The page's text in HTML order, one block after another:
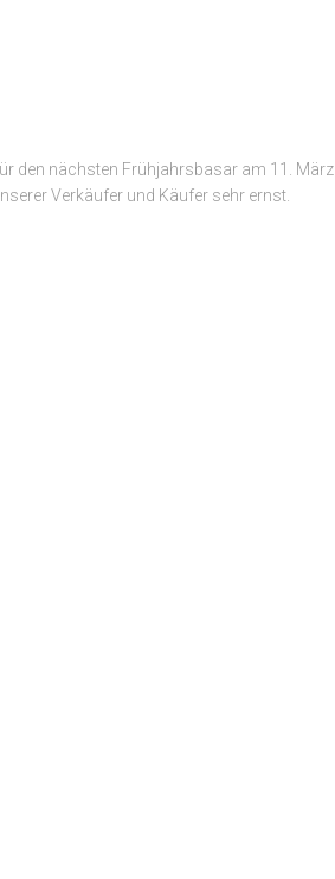
den nächsten Frühjahrsbasar am 11. März
Verkäufer und Käufer sehr ernst.